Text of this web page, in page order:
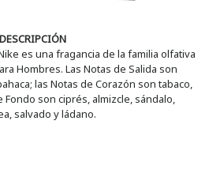
DESCRIPCIÓN
es una fragancia de la familia olfativa
Hombres. Las Notas de Salida son
las Notas de Corazón son tabaco,
Fondo son ciprés, almizcle, sándalo,
salvado y ládano.